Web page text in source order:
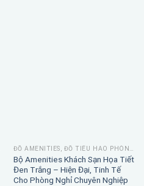
ĐỒ AMENITIES, ĐỒ TIÊU HAO PHÒNG TẮM
Bộ Amenities Khách Sạn Họa Tiết
Đen Trắng – Hiện Đại, Tinh Tế
Cho Phòng Nghỉ Chuyên Nghiệp